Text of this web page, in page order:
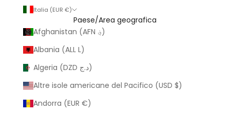
Italia (EUR €)
Paese/Area geografica
Afghanistan (AFN ؋)
Albania (ALL L)
Algeria (DZD د.ج)
Altre isole americane del Pacifico (USD $)
Andorra (EUR €)